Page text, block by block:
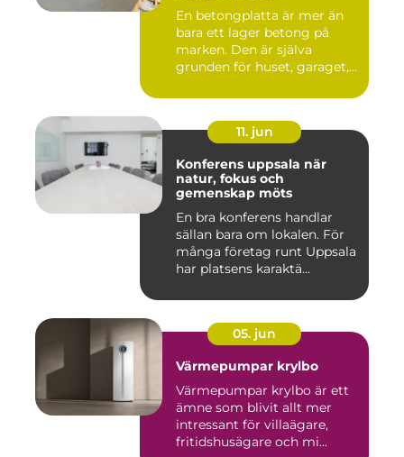
En betongplatta är mer än
bara ett lager betong på
marken. Den är själva
grunden för huset, garaget,...
11. jun
Konferens uppsala när
natur, fokus och
gemenskap möts
En bra konferens handlar
sällan bara om lokalen. För
många företag runt Uppsala
har platsens karaktä...
05. jun
Värmepumpar krylbo
Värmepumpar krylbo är ett
ämne som blivit allt mer
intressant för villaägare,
fritidshusägare och mi...